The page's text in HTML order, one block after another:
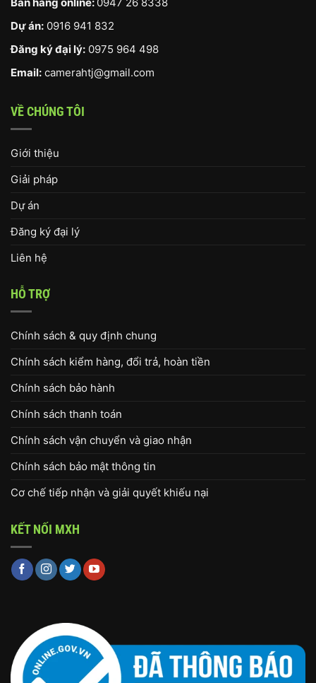
Dự án: 0916 941 832
Đăng ký đại lý: 0975 964 498
Email: camerahtj@gmail.com
VỀ CHÚNG TÔI
Giới thiệu
Giải pháp
Dự án
Đăng ký đại lý
Liên hệ
HỖ TRỢ
Chính sách & quy định chung
Chính sách kiểm hàng, đổi trả, hoàn tiền
Chính sách bảo hành
Chính sách thanh toán
Chính sách vận chuyển và giao nhận
Chính sách bảo mật thông tin
Cơ chế tiếp nhận và giải quyết khiếu nại
KẾT NỐI MXH